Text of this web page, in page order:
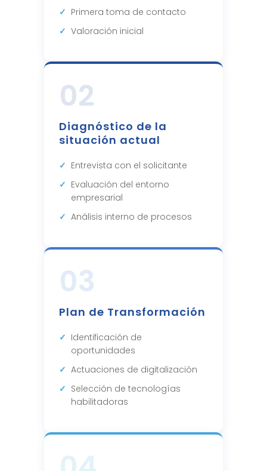
Primera toma de contacto
Valoración inicial
02
Diagnóstico de la
situación actual
Entrevista con el solicitante
Evaluación del entorno
empresarial
Análisis interno de procesos
03
Plan de Transformación
Identificación de
oportunidades
Actuaciones de digitalización
Selección de tecnologías
habilitadoras